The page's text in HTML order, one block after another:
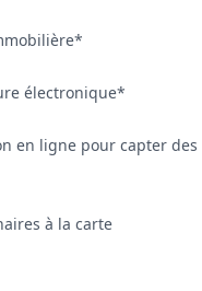
électronique*
en ligne pour capter des
à la carte